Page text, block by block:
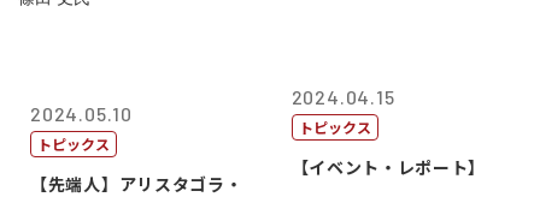
2024.05.10
トピックス
【先端人】アリスタゴラ・
2024.04.15
トピックス
【イベント・レポート】